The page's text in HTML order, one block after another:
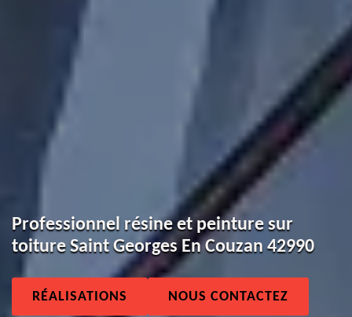
Professionnel résine et peinture sur
toiture Saint Georges En Couzan 42990
RÉALISATIONS NOUS CONTACTEZ